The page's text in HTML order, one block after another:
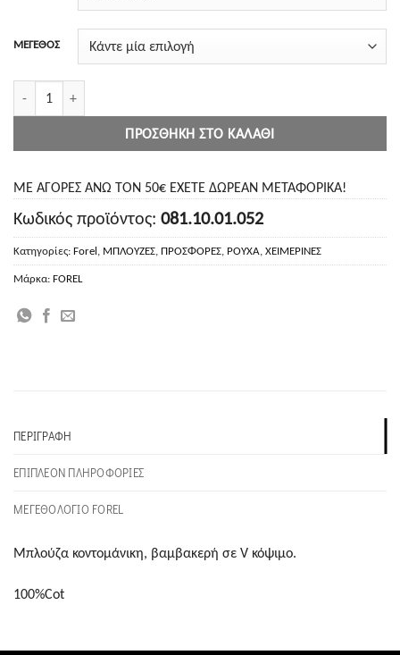
ΜΕΓΕΘΟΣ
ΠΡΟΣΘΉΚΗ ΣΤΟ ΚΑΛΆΘΙ
ΜΕ ΑΓΟΡΕΣ ΑΝΩ ΤΟΝ 50€ ΕΧΕΤΕ ΔΩΡΕΑΝ ΜΕΤΑΦΟΡΙΚΑ!
Κωδικός προϊόντος: 081.10.01.052
Κατηγορίες: Forel, ΜΠΛΟΥΖΕΣ, ΠΡΟΣΦΟΡΕΣ, ΡΟΥΧΑ, ΧΕΙΜΕΡΙΝΕΣ
Μάρκα: FOREL
ΠΕΡΙΓΡΑΦΉ
ΕΠΙΠΛΈΟΝ ΠΛΗΡΟΦΟΡΊΕΣ
ΜΕΓΕΘΟΛΟΓΙΟ FOREL
Μπλούζα κοντομάνικη, βαμβακερή σε V κόψιμο.
100%Cot